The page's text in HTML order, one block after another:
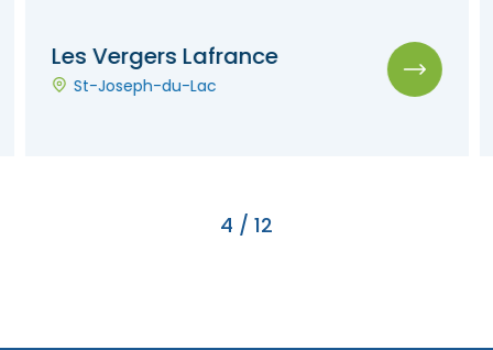
Les Vergers Lafrance
St-Joseph-du-Lac
4 / 12